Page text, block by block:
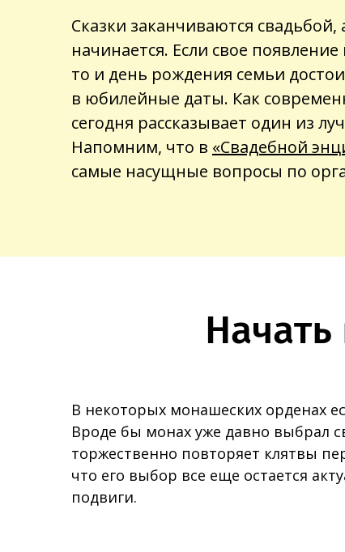
Сказки заканчиваются
начинается. Если свое
то и день рождения семьи
в юбилейные даты. Как
сегодня рассказывает один из
Напомним, что в «Свадебной
самые насущные вопросы по
В некоторых монашеских орденах
Вроде бы монах уже давно выбрал
торжественно повторяет клятвы
что его выбор все еще остается
подвиги.